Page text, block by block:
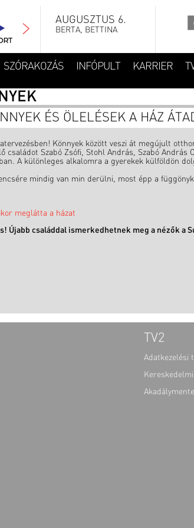
AUGUSZTUS 6.
BERTA, BETTINA
SZÓRAKOZÁS INFÓPULT KARRIER
ÉS ÖLELÉSEK A HÁZ
Könnyek között veszi át megújult
családot Szabó Zsófi, Stohl András, Szabó András
A különleges alkalomra a gyerekek külföldön
mindig van min derülni, most épp a
meglátta a házat
Újabb családdal ismerkedhetnek meg a nézők a
TV2
Adatkezelési